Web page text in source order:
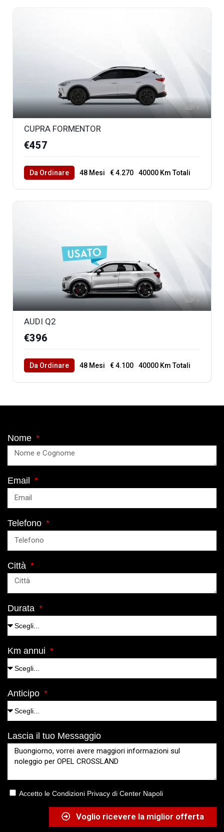
1
CUPRA FORMENTOR
€457
Da Ordinare 48 Mesi € 4.270 40000 Km Totali
1
AUDI Q2
€396
Da Ordinare 48 Mesi € 4.100 40000 Km Totali
Nome
Email
Telefono
Città
Durata
Km annui
Anticipo
Lascia il tuo Messaggio
Accetto le Condizioni Privacy di Center Napoli
Voglio ricevere la miglior offerta